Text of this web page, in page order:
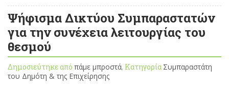
Ψήφισμα Δικτύου Συμπαραστατών
για την συνέχεια λειτουργίας του
θεσμού
Δημοσιεύτηκε από πάμε μπροστά, Κατηγορία Συμπαραστάτη
του Δημότη & της Επιχείρησης